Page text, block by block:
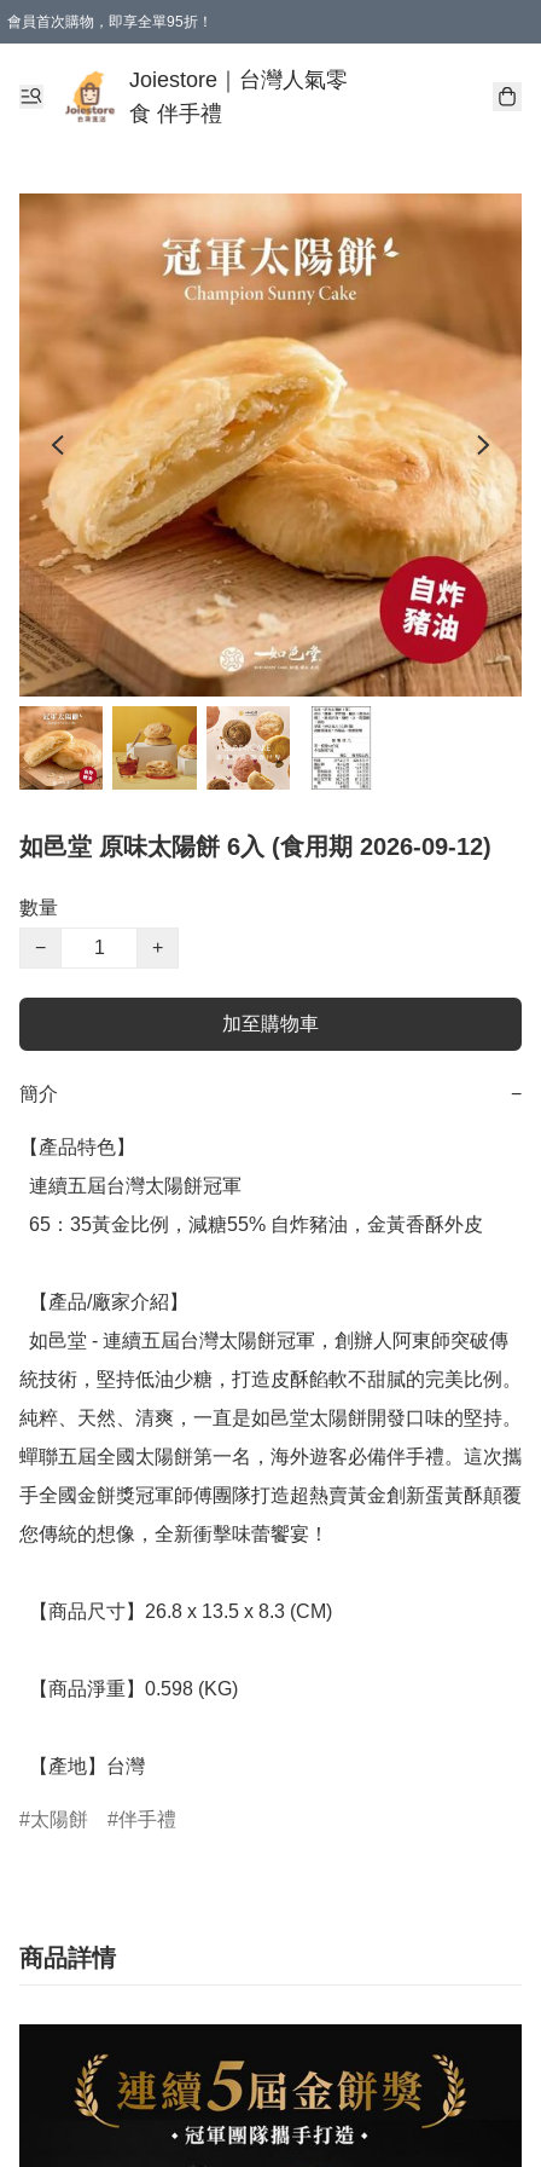
會員首次購物，即享全單95折！
購物滿 HKD 350.00即享免運費優惠！（適用於 本地送貨、本地取貨 )
Joiestore｜台灣人氣零
食 伴手禮
如邑堂 原味太陽餅 6入 (食用期 2026-09-12)
數量
−
+
加至購物車
簡介 −
【產品特色】
統技術，堅持低油少糖，打造皮酥餡軟不甜膩的完美比例。
純粹、天然、清爽，一直是如邑堂太陽餅開發口味的堅持。
蟬聯五屆全國太陽餅第一名，海外遊客必備伴手禮。這次攜
手全國金餅獎冠軍師傅團隊打造超熱賣黃金創新蛋黃酥顛覆
您傳統的想像，全新衝擊味蕾饗宴！
  【產地】台灣
太陽餅 伴手禮
商品詳情